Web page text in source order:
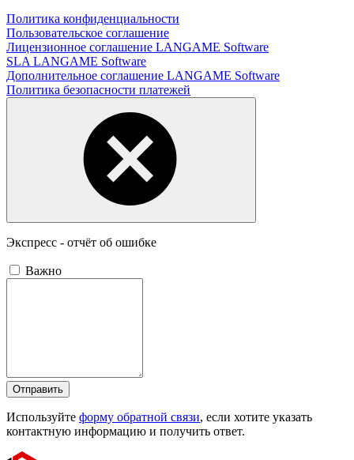
Политика конфиденциальности
Пользовательское соглашение
Лицензионное соглашение LANGAME Software
SLA LANGAME Software
Дополнительное соглашение LANGAME Software
Политика безопасности платежей
Экспресс - отчёт об ошибке
Важно
Отправить
Используйте форму обратной связи, если хотите указать
контактную информацию и получить ответ.